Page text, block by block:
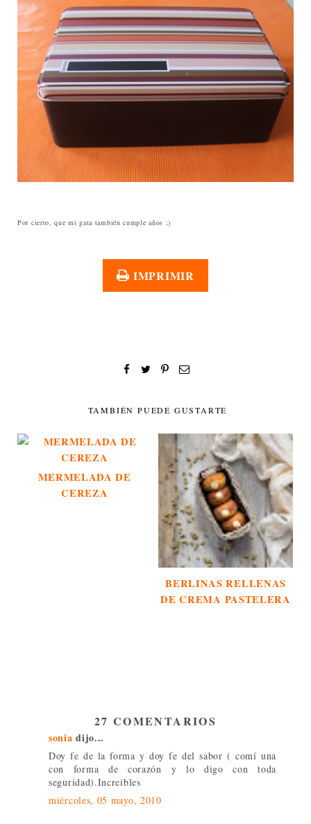
Por cierto, que mi gata también cumple años ;)
IMPRIMIR
TAMBIÉN PUEDE GUSTARTE
MERMELADA DE
CEREZA
BERLINAS RELLENAS
DE CREMA PASTELERA
27 COMENTARIOS
sonia dijo...
Doy fe de la forma y doy fe del sabor ( comí una
con forma de corazón y lo digo con toda
seguridad).Increibles
miércoles, 05 mayo, 2010